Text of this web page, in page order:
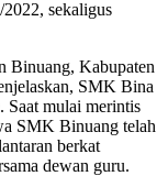
sekaligus
Binuang, Kabupaten
SMK Bina
Saat mulai merintis
SMK Binuang telah
berkat
dewan guru.